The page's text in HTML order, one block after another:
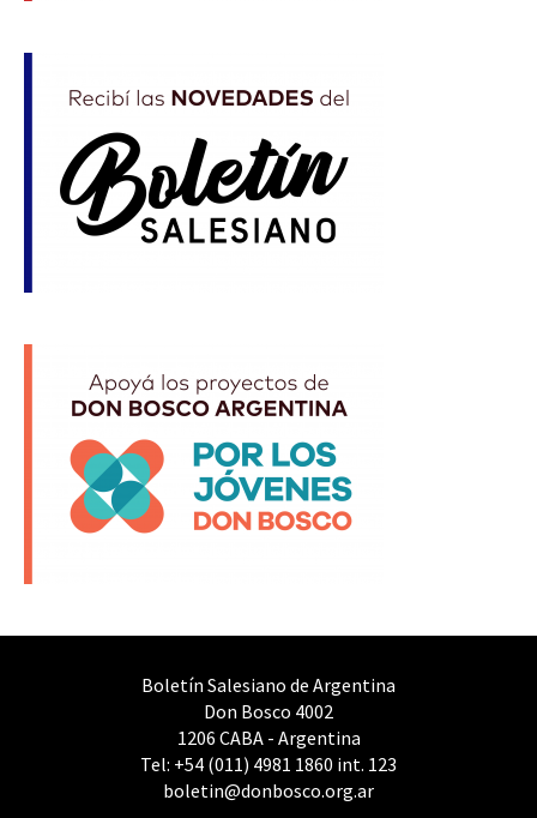
Boletín Salesiano de Argentina
Don Bosco 4002
1206 CABA - Argentina
Tel: +54 (011) 4981 1860 int. 123
boletin@donbosco.org.ar